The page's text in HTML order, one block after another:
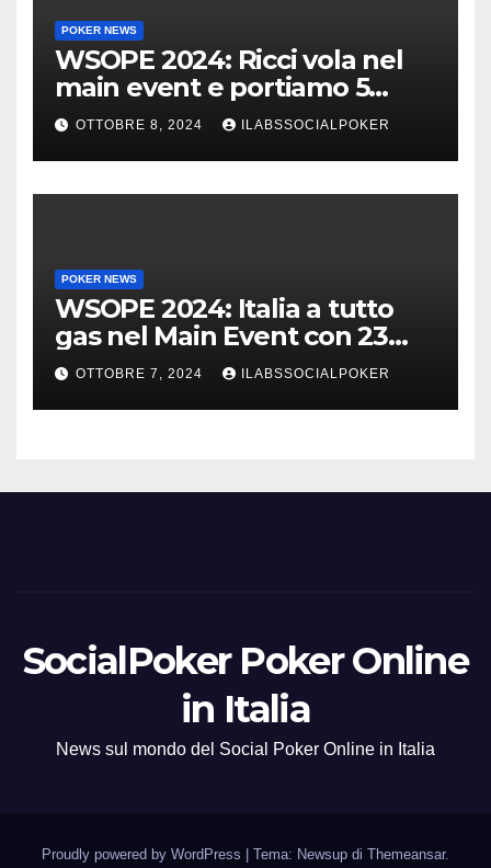
POKER NEWS
WSOPE 2024: Ricci vola nel
main event e portiamo 5
azzurri al day 4
OTTOBRE 8, 2024 ILABSSOCIALPOKER
POKER NEWS
WSOPE 2024: Italia a tutto
gas nel Main Event con 23
azzurri al day 3
OTTOBRE 7, 2024 ILABSSOCIALPOKER
SocialPoker Poker Online
in Italia
News sul mondo del Social Poker Online in Italia
Proudly powered by WordPress Tema: Newsup di Themeansar.